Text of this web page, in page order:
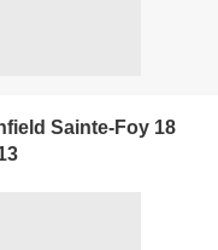
Sainte-Foy 18